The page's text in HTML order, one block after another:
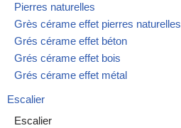
Pierres naturelles
Grès cérame effet pierres naturelles
Grés cérame effet béton
Grés cérame effet bois
Grés cérame effet métal
Escalier
Escalier